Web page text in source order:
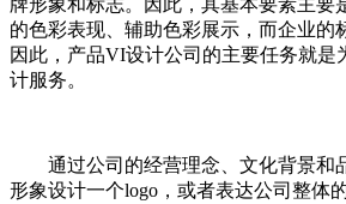
牌形象和标志。因此，其基本要素主要
的色彩表现、辅助色彩展示，而企业的
因此，产品VI设计公司的主要任务就是
计服务。
通过公司的经营理念、文化背景和
形象设计一个logo，或者表达公司整体